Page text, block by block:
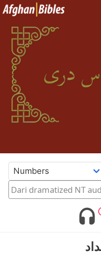
Others: Balochi
Dari dramatized NT